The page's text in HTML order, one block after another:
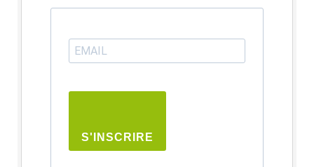
S'INSCRIRE